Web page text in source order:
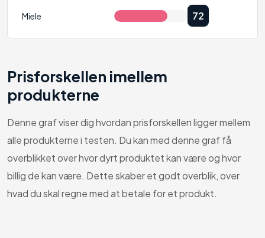
Miele 72
Prisforskellen imellem
produkterne
Denne graf viser dig hvordan prisforskellen ligger mellem
alle produkterne i testen. Du kan med denne graf få
overblikket over hvor dyrt produktet kan være og hvor
billig de kan være. Dette skaber et godt overblik, over
hvad du skal regne med at betale for et produkt.